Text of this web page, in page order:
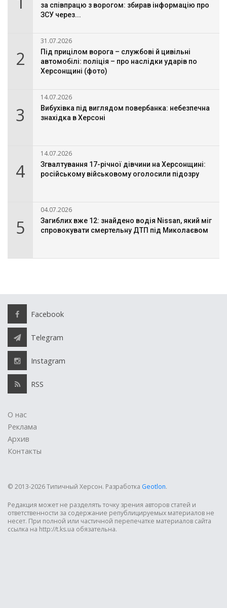
за співпрацю з ворогом: збирав інформацію про
ЗСУ через...
2
31.07.2026
Під прицілом ворога – службові й цивільні
автомобілі: поліція – про наслідки ударів по
Херсонщині (фото)
3
14.07.2026
Вибухівка під виглядом повербанка: небезпечна
знахідка в Херсоні
4
14.07.2026
Згвалтування 17-річної дівчини на Херсонщині:
російському військовому оголосили підозру
5
04.07.2026
Загиблих вже 12: знайдено водія Nissan, який міг
спровокувати смертельну ДТП під Миколаєвом
Facebook
Telegram
Instagram
RSS
О нас
Реклама
Архив
Контакты
© 2013-2026 Типичный Херсон. Разработка Geotlon.
Редакция может не разделять точку зрения авторов статей и
ответственности за содержание републицируемых материалов не
несет. При полной или частичной перепечатке материалов сайта
ссылка на http://t.ks.ua обязательна.